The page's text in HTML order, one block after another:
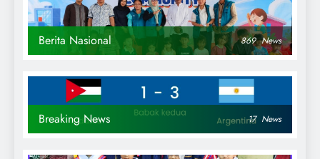
Berita Nasional 869 News
Breaking News 17 News